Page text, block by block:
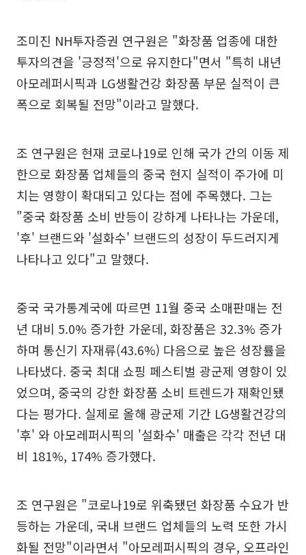
조미진 NH투자증권 연구원은 "화장품 업종에 대한
투자의견을 '긍정적'으로 유지한다"면서 "특히 내년
아모레퍼시픽과 LG생활건강 화장품 부문 실적이 큰
폭으로 회복될 전망"이라고 말했다.
조 연구원은 현재 코로나19로 인해 국가 간의 이동 제
한으로 화장품 업체들의 중국 현지 실적이 주가에 미
치는 영향이 확대되고 있다는 점에 주목했다. 그는
"중국 화장품 소비 반등이 강하게 나타나는 가운데,
'후' 브랜드와 '설화수' 브랜드의 성장이 두드러지게
나타나고 있다"고 말했다.
중국 국가통계국에 따르면 11월 중국 소매판매는 전
년 대비 5.0% 증가한 가운데, 화장품은 32.3% 증가
하며 통신기 자재류(43.6%) 다음으로 높은 성장률을
나타냈다. 중국 최대 쇼핑 페스티벌 광군제 영향이 있
었으며, 중국의 강한 화장품 소비 트렌드가 재확인됐
다는 평가다. 실제로 올해 광군제 기간 LG생활건강의
'후' 와 아모레퍼시픽의 '설화수' 매출은 각각 전년 대
비 181%, 174% 증가했다.
조 연구원은 "코로나19로 위축됐던 화장품 수요가 반
등하는 가운데, 국내 브랜드 업체들의 노력 또한 가시
화될 전망"이라면서 "아모레퍼시픽의 경우, 오프라인